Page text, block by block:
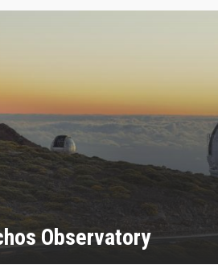
Observatory